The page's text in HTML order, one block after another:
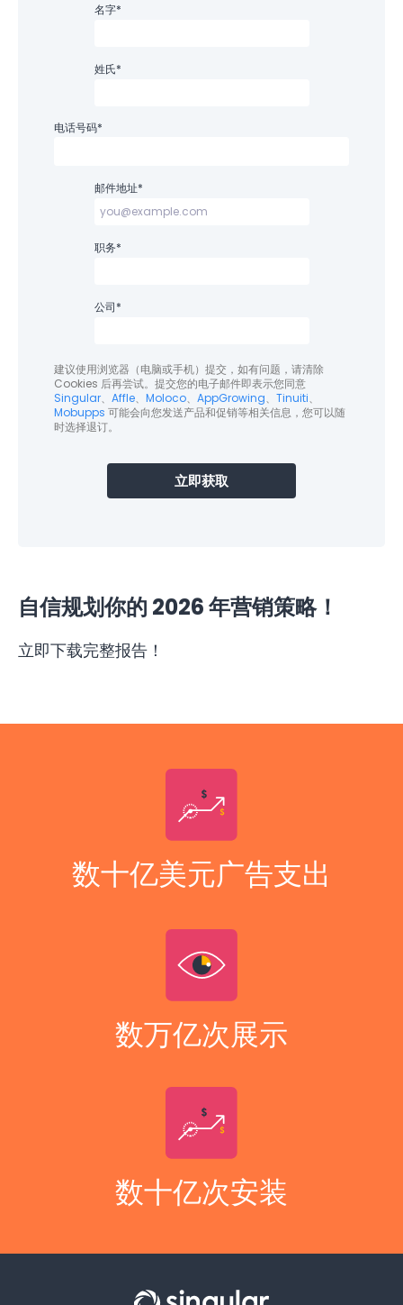
名字*
姓氏*
电话号码*
邮件地址*
职务*
公司*
建议使用浏览器（电脑或手机）提交，如有问题，请清除
Cookies 后再尝试。提交您的电子邮件即表示您同意
Singular、 Affle、 Moloco、 AppGrowing、 Tinuiti、
Mobupps 可能会向您发送产品和促销等相关信息，您可以随
时选择退订。
自信规划你的 2026 年营销策略！
立即下载完整报告！
数十亿美元广告支出
数万亿次展示
数十亿次安装